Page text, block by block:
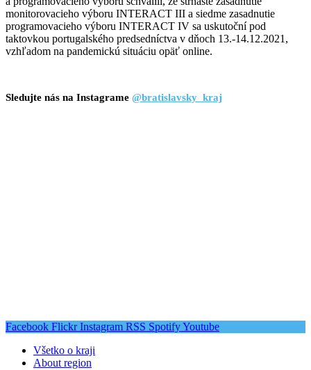
monitorovacieho výboru INTERACT III a siedme zasadnutie
programovacieho výboru INTERACT IV sa uskutoční pod
taktovkou portugalského predsedníctva v dňoch 13.-14.12.2021,
vzhľadom na pandemickú situáciu opäť online.
Sledujte nás na Instagrame @bratislavsky_kraj
Facebook Flickr Instagram RSS SpotifyYoutube
Všetko o kraji
About region